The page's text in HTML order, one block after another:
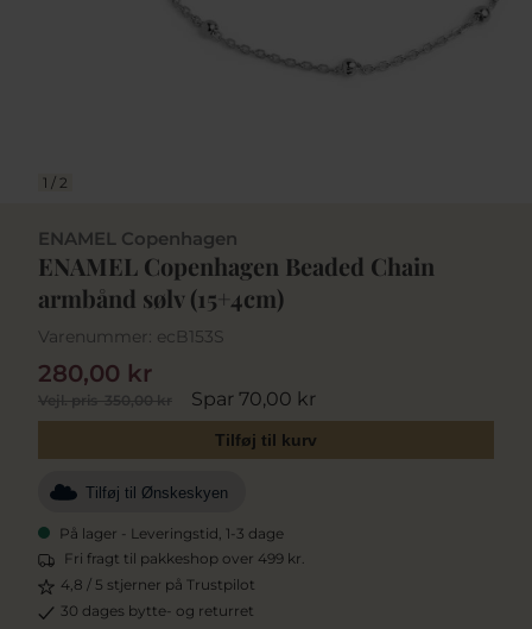
1 / 2
ENAMEL Copenhagen
ENAMEL Copenhagen Beaded Chain
armbånd sølv (15+4cm)
Varenummer: ecB153S
Vejl. pris350,00 kr Spar 70,00 kr
280,00 kr
Tilføj til kurv
Tilføj til Ønskeskyen
På lager - Leveringstid, 1-3 dage
Fri fragt til pakkeshop over 499 kr.
4,8 / 5 stjerner på Trustpilot
30 dages bytte- og returret